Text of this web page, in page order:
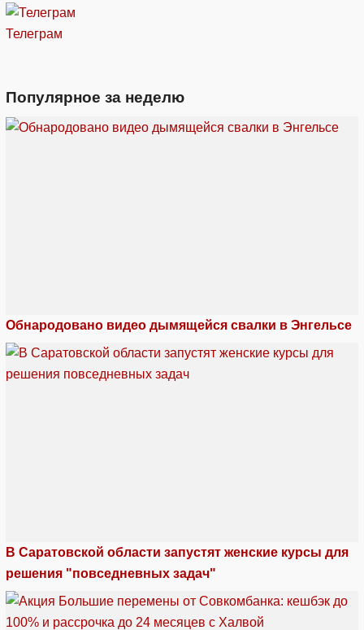
Телеграм
Популярное за неделю
Обнародовано видео дымящейся свалки в Энгельсе
В Саратовской области запустят женские курсы для
решения "повседневных задач"